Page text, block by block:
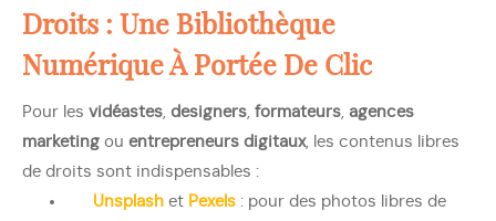
Droits : Une Bibliothèque
Numérique À Portée De Clic
Pour les vidéastes, designers, formateurs, agences
marketing ou entrepreneurs digitaux, les contenus libres
de droits sont indispensables :
Unsplash et Pexels : pour des photos libres de